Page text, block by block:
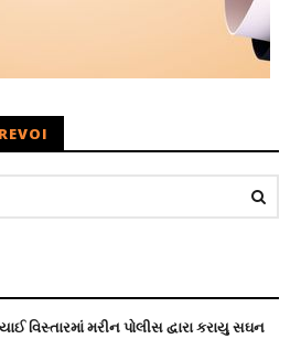
વિસ્તારમાં મરીન પોલીસ દ્વારા કરાયુ સઘન